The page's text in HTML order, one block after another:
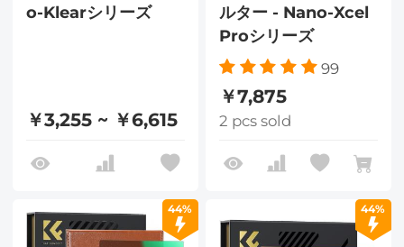
o-Klearシリーズ
￥3,255 ~ ￥6,615
ルター - Nano-Xcel
Proシリーズ
99
￥7,875
2 pcs sold
44% 44%